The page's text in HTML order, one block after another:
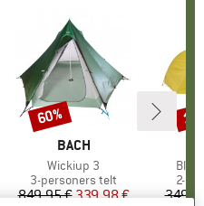
MÆRKE
BACH
Artikel
Wickiup 3
Produktgruppe
3-personers telt
Pris
849,95 €Nedsat pris
339,98 €
Rabat
60%
2-